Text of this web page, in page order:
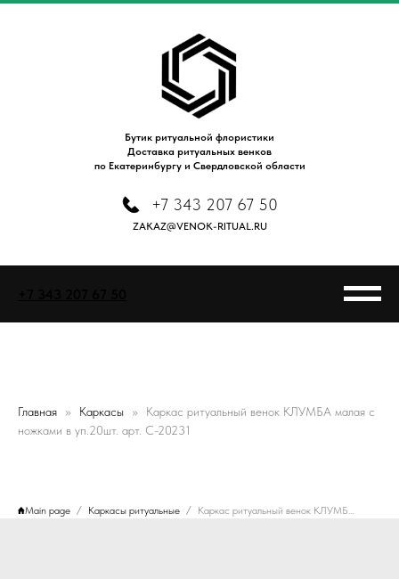
Бутик ритуальной флористики
Доставка ритуальных венков
по Екатеринбургу и Свердловской области
+7 343 207 67 50
ZAKAZ@VENOK-RITUAL.RU
Главная Каркасы
Каркас ритуальный венок КЛУМБА малая с
ножками в уп.20шт. арт. C-20231
Main page Каркасы ритуальные Каркас ритуальный венок КЛУМБА малая с ножками в уп.20шт. арт. C-20231